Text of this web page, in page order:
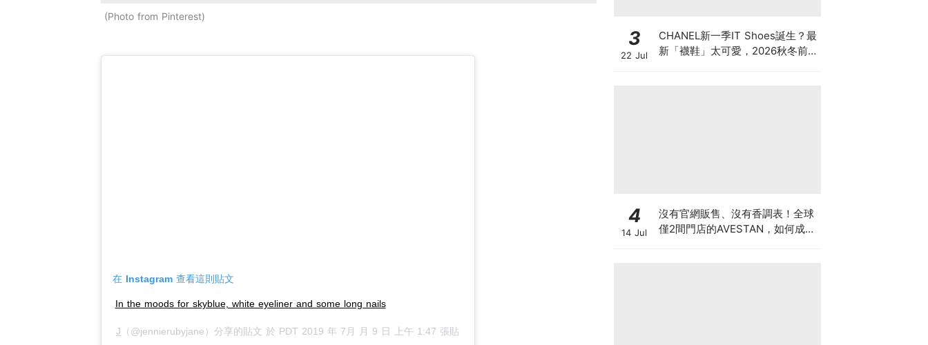
Photo from Pinterest
在 Instagram 查看這則貼文
In the moods for skyblue, white eyeliner and some long nails
J （@jennierubyjane）分享的貼文 於 PDT 2019 年 7月 月 9 日 上午 1:47 張貼
3
22 Jul
CHANEL新一季IT Shoes誕生？最
新「襪鞋」太可愛，2026秋冬前
4
14 Jul
沒有官網販售、沒有香調表！全球
僅2間門店的AVESTAN，如何成為